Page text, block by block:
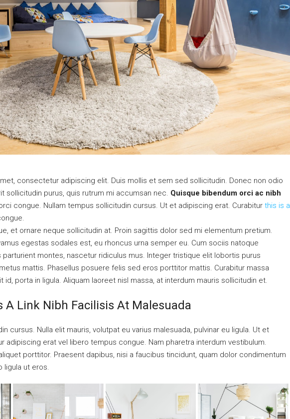
consectetur adipiscing elit. Duis mollis et sem sed sollicitudin. Donec non odio
sollicitudin purus, quis rutrum mi accumsan nec. Quisque bibendum orci ac nibh
congue. Nullam tempus sollicitudin cursus. Ut et adipiscing erat. Curabitur this is a
et ornare neque sollicitudin at. Proin sagittis dolor sed mi elementum pretium.
egestas sodales est, eu rhoncus urna semper eu. Cum sociis natoque
montes, nascetur ridiculus mus. Integer tristique elit lobortis purus
mattis. Phasellus posuere felis sed eros porttitor mattis. Curabitur massa
id, porta in ligula. Aliquam laoreet nisl massa, at interdum mauris sollicitudin et.
A Link Nibh Facilisis At Malesuada
cursus. Nulla elit mauris, volutpat eu varius malesuada, pulvinar eu ligula. Ut et
adipiscing erat vel libero tempus congue. Nam pharetra interdum vestibulum.
porttitor. Praesent dapibus, nisi a faucibus tincidunt, quam dolor condimentum
ligula ut eros.